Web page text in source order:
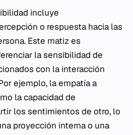
incluye
o respuesta hacia las
Este matiz es
la sensibilidad de
con la interacción
ejemplo, la empatía a
la capacidad de
los sentimientos de otro, lo
proyección interna o una